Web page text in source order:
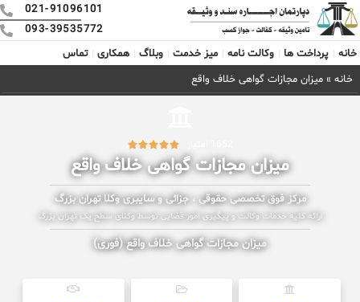
021-91096101
093-39535772
خانه
پرداخت ها وکالت نامه میز خدمت وبلاگ همکاری
تماس
خانه » میزان مجازات گواهی خلاف واقع





میزان مجازات گواهی خلاف واقع
مرکز فوق تخصصی حقوقی ، جزائی و سایبری وکلا تهران بزرگ
ارائه کلیه خدمات وکالت و پیگیری امور قضایی توسط وکلای سطح یک تهران بزرگ
میزان مجازات گواهی خلاف واقع (فوری)